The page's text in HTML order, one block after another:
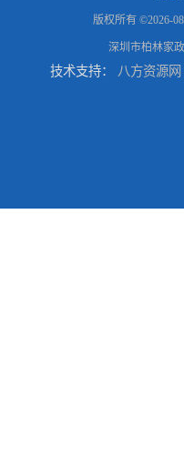
版权所有 ©2026-
深圳市柏林家
技术支持： 八方资源网